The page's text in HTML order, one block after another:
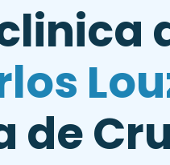
linica
los Lou
deCru